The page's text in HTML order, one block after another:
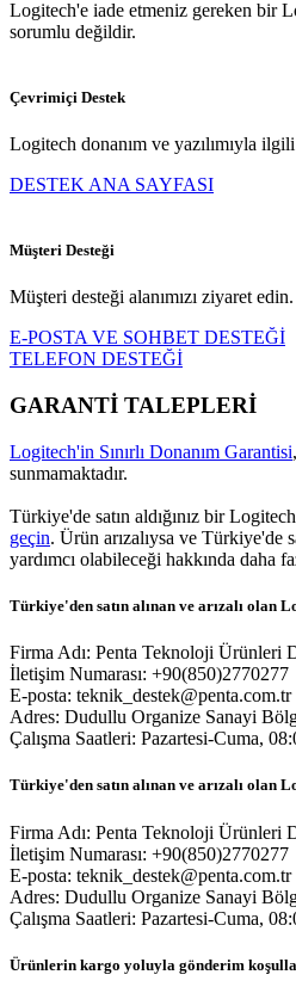
Logitech'e iade etmeniz gereken bir
sorumlu değildir.
Çevrimiçi Destek
Logitech donanım ve yazılımıyla
DESTEK ANA SAYFASI
Müşteri Desteği
Müşteri desteği alanımızı ziyaret edin.
E-POSTA VE SOHBET DESTEĞİ
TELEFON DESTEĞİ
GARANTİ TALEPLERİ
Logitech'in Sınırlı Donanım Garantisi
sunmamaktadır.
Türkiye'de satın aldığınız bir
geçin. Ürün arızalıysa ve Türkiye'de
yardımcı olabileceği hakkında daha
Türkiye'den satın alınan ve arızalı olan
Firma Adı: Penta Teknoloji Ürünleri
İletişim Numarası: +90(850)2770277
E-posta: teknik_destek@penta.com.tr
Adres: Dudullu Organize Sanayi
Çalışma Saatleri: Pazartesi-Cuma,
Türkiye'den satın alınan ve arızalı
Firma Adı: Penta Teknoloji Ürünleri
İletişim Numarası: +90(850)2770277
E-posta: teknik_destek@penta.com.tr
Adres: Dudullu Organize Sanayi
Çalışma Saatleri: Pazartesi-Cuma,
Ürünlerin kargo yoluyla gönderim